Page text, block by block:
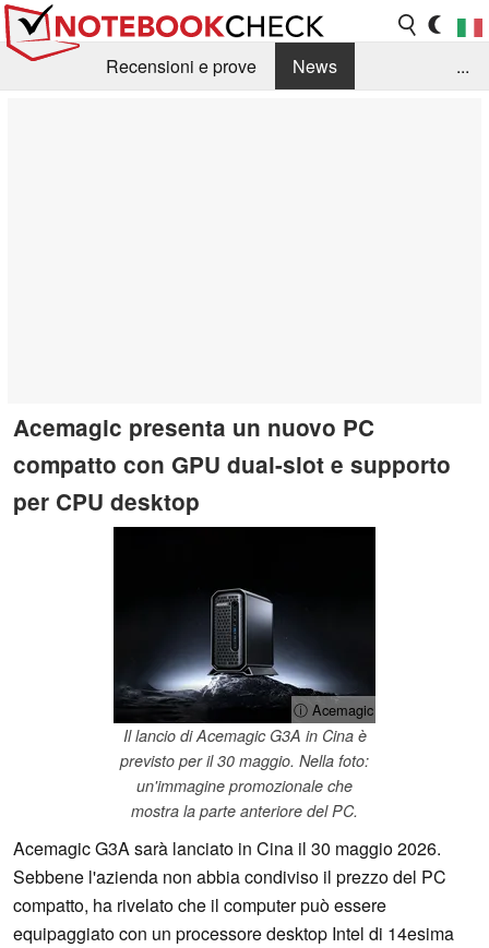
Recensioni e prove
News
...
Acemagic presenta un nuovo PC
compatto con GPU dual-slot e supporto
per CPU desktop
ⓘ Acemagic
Il lancio di Acemagic G3A in Cina è
previsto per il 30 maggio. Nella foto:
un'immagine promozionale che
mostra la parte anteriore del PC.
Acemagic G3A sarà lanciato in Cina il 30 maggio 2026.
Sebbene l'azienda non abbia condiviso il prezzo del PC
compatto, ha rivelato che il computer può essere
equipaggiato con un processore desktop Intel di 14esima